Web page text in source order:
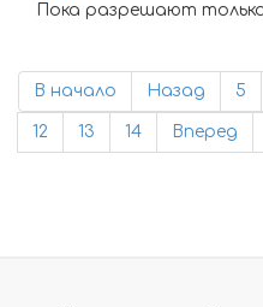
Пока разрешают
В начало Назад 5
12 13 14 Вперед